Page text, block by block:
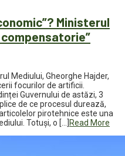
Ministerul
Mediului, Gheorghe Hajder,
focurilor de artificii.
Guvernului de astăzi, 3
de ce procesul durează,
pirotehnice este una
Totuși, o […]
Read More